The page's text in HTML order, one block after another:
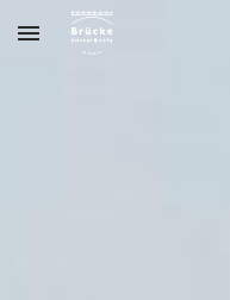
Skip to main content